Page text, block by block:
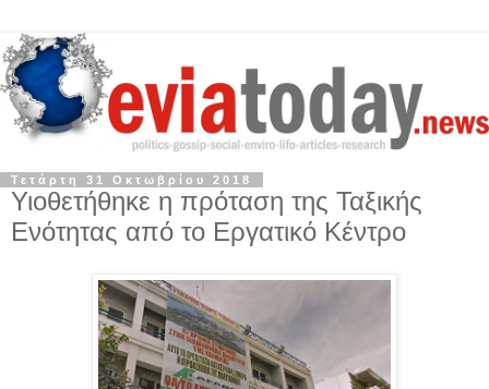
Τετάρτη 31 Οκτωβρίου 2018
Υιοθετήθηκε η πρόταση της Ταξικής
Ενότητας από το Εργατικό Κέντρο